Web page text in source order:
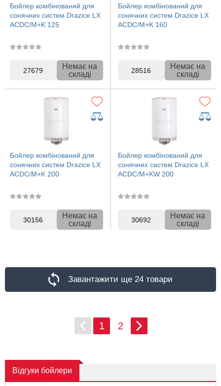
Бойлер комбінований для
сонячних систем Drazice LX
ACDC/M+K 125
27679
Немає на
складі
Бойлер комбінований для
сонячних систем Drazice LX
ACDC/M+K 160
28516
Немає на
складі
Бойлер комбінований для
сонячних систем Drazice LX
ACDC/M+K 200
30156
Немає на
складі
Бойлер комбінований для
сонячних систем Drazice LX
ACDC/M+KW 200
30692
Немає на
складі
Завантажити ще 24 товари
1 2
Відгуки бойлери